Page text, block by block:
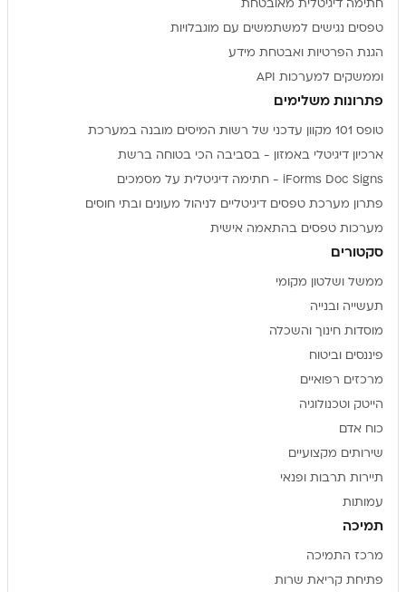
חתימה דיגיטלית מאובטחת
טפסים נגישים למשתמשים עם מוגבלויות
הגנת הפרטיות ואבטחת מידע
וממשקים למערכות API
פתרונות משלימים
טופס 101 מקוון עדכני של רשות המיסים מובנה במערכת
ארכיון דיגיטלי באמזון - בסביבה הכי בטוחה ברשת
iForms Doc Signs - חתימה דיגיטלית על מסמכים
פתרון מערכת טפסים דיגיטליים לניהול מעונים ובתי חוסים
מערכות טפסים בהתאמה אישית
סקטורים
ממשל ושלטון מקומי
תעשייה ובנייה
מוסדות חינוך והשכלה
פיננסים וביטוח
מרכזים רפואיים
הייטק וטכנולוגיה
כוח אדם
שירותים מקצועיים
תיירות תרבות ופנאי
עמותות
תמיכה
מרכז התמיכה
פתיחת קריאת שרות